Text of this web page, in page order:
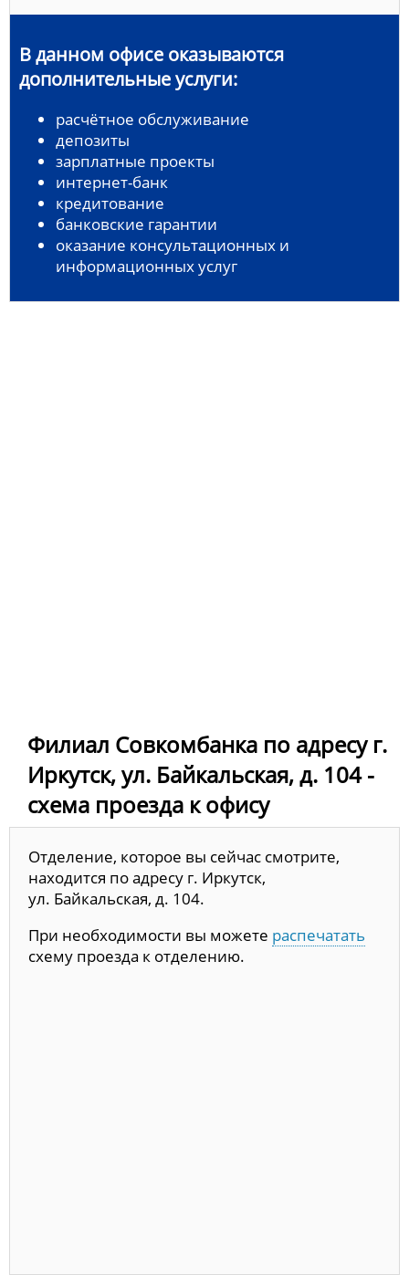
В данном офисе оказываются
дополнительные услуги:
расчётное обслуживание
депозиты
зарплатные проекты
интернет-банк
кредитование
банковские гарантии
оказание консультационных и
информационных услуг
Филиал Совкомбанка по адресу г.
Иркутск, ул. Байкальская, д. 104 -
схема проезда к офису
Отделение, которое вы сейчас смотрите,
находится по адресу г. Иркутск,
ул. Байкальская, д. 104.
При необходимости вы можете распечатать
схему проезда к отделению.